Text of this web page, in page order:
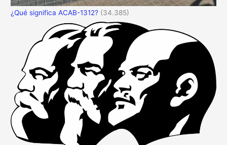
¿Qué significa ACAB-1312? (34.385)